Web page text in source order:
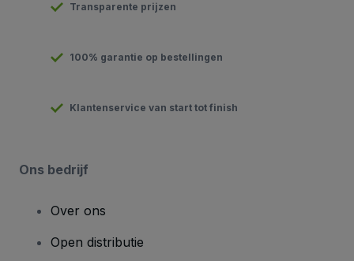
Transparente prijzen
100% garantie op bestellingen
Klantenservice van start tot finish
Ons bedrijf
Over ons
Open distributie